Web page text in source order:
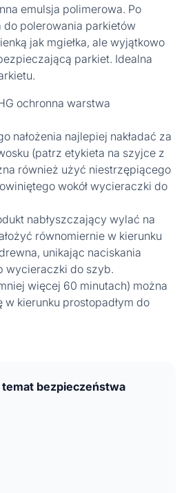
emulsja polimerowa. Po
polerowania parkietów
jak mgiełka, ale wyjątkowo
parkiet. Idealna
ochronna warstwa
nałożenia najlepiej nakładać za
(patrz etykieta na szyjce z
również użyć niestrzępiącego
wokół wycieraczki do
nabłyszczający wylać na
równomiernie w kierunku
unikając naciskania
wycieraczki do szyb.
więcej 60 minutach) można
w kierunku prostopadłym do
bezpieczeństwa